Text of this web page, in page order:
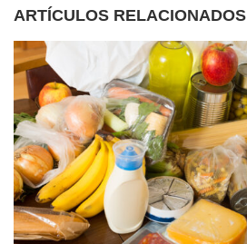
ARTÍCULOS RELACIONADOS